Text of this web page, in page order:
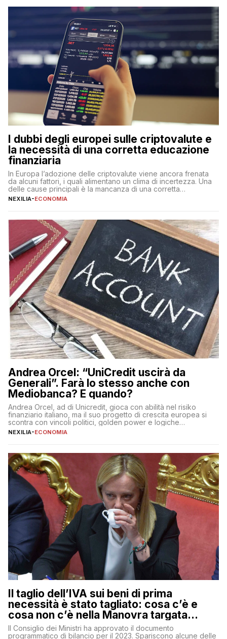
flessibilità e rendimento. Come funzionano […]
I dubbi degli europei sulle criptovalute e
la necessità di una corretta educazione
finanziaria
In Europa l’adozione delle criptovalute viene ancora frenata
da alcuni fattori, i quali alimentano un clima di incertezza. Una
delle cause principali è la mancanza di una corretta
educazione finanziaria, che impedisce ad una larga parte della
sulle criptovalute: […]
NEXILIA-ECONOMIA
Andrea Orcel: “UniCredit uscirà da
Generali”. Farà lo stesso anche con
Mediobanca? E quando?
Andrea Orcel, ad di Unicredit, gioca con abilità nel risiko
finanziario italiano, ma il suo progetto di crescita europea si
scontra con vincoli politici, golden power e logiche
protezionistiche. Orcel e la mossa su Generali Andrea Orcel,
NEXILIA-ECONOMIA
Il taglio dell’IVA sui beni di prima
necessità è stato tagliato: cosa c’è e
cosa non c’è nella Manovra targata
Meloni
Il Consiglio dei Ministri ha approvato il documento
programmatico di bilancio per il 2023. Spariscono alcune delle